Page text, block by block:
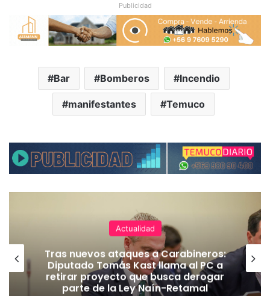
Publicidad
Bar Bomberos Incendio
manifestantes Temuco
Actualidad
Tras nuevos ataques a Carabineros:
Diputado Tomás Kast llama al PC a
retirar proyecto que busca derogar
parte de la Ley Naín-Retamal